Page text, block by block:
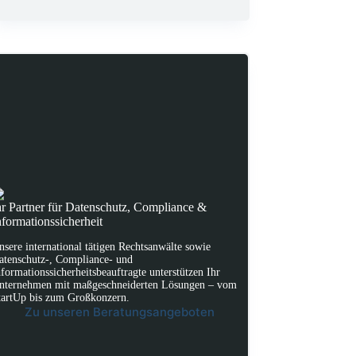
Partner für Datenschutz, Compliance &
international tätigen Rechtsanwälte sowie
, Compliance- und
unterstützen Ihr
mit maßgeschneiderten Lösungen – vom
bis zum Großkonzern.
Zu unseren Beratungsangeboten